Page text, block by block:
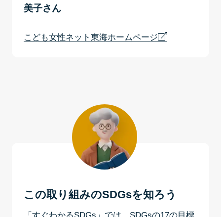
美子さん
こども女性ネット東海ホームページ
この取り組みのSDGsを知ろう